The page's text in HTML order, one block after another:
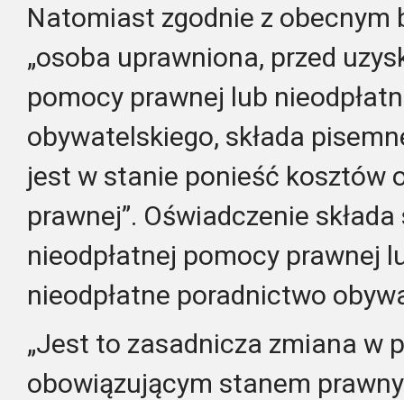
Natomiast zgodnie z obecnym
„osoba uprawniona, przed
pomocy prawnej lub
obywatelskiego, składa
jest w stanie ponieść kosztów
prawnej”. Oświadczenie
nieodpłatnej pomocy prawnej
nieodpłatne poradnictwo
„Jest to zasadnicza zmiana w
obowiązującym stanem